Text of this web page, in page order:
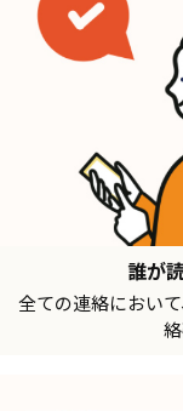
誰が
全ての連絡におい